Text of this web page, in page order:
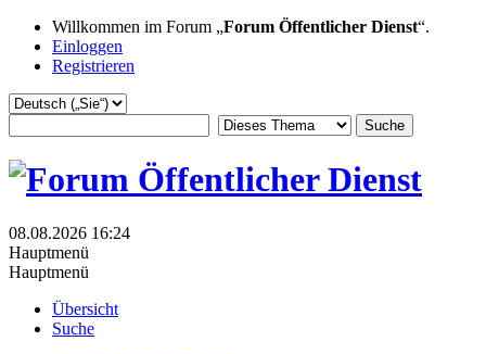
Willkommen im Forum „Forum Öffentlicher Dienst“.
Einloggen
Registrieren
08.08.2026 16:24
Hauptmenü
Hauptmenü
Übersicht
Suche